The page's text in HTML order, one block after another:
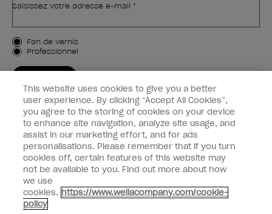
Saisissez votre adresse e-mail *
Type de client
Fan de vernis
Professionnel
Informations clients
Connectez-Vous
facebookinstagramyoutube
This website uses cookies to give you a better
user experience. By clicking “Accept All Cookies”,
you agree to the storing of cookies on your device
to enhance site navigation, analyze site usage, and
assist in our marketing effort, and for ads
personalisations. Please remember that if you turn
cookies off, certain features of this website may
not be available to you. Find out more about how
we use
cookies. https://www.wellacompany.com/cookie-
policy